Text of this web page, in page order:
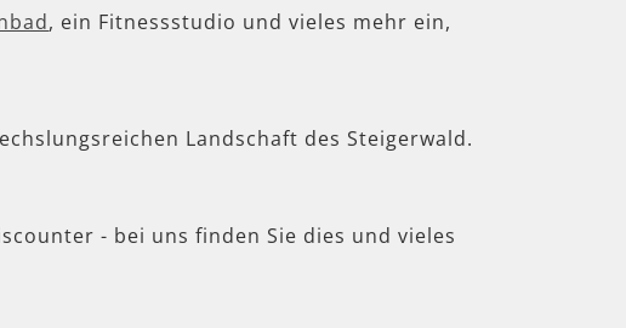
, ein Fitnessstudio und vieles mehr ein,
Landschaft des Steigerwald.
- bei uns finden Sie dies und vieles